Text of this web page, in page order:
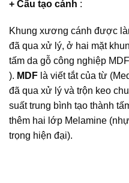
+ Cấu tạo cánh :
Khung xương cánh được
đã qua xử lý, ở hai mặt
tấm da gỗ công nghiệp
). MDF là viết tắt của từ
đã qua xử lý và trộn keo
suất trung bình tạo thành
thêm hai lớp Melamine
trọng hiện đại).